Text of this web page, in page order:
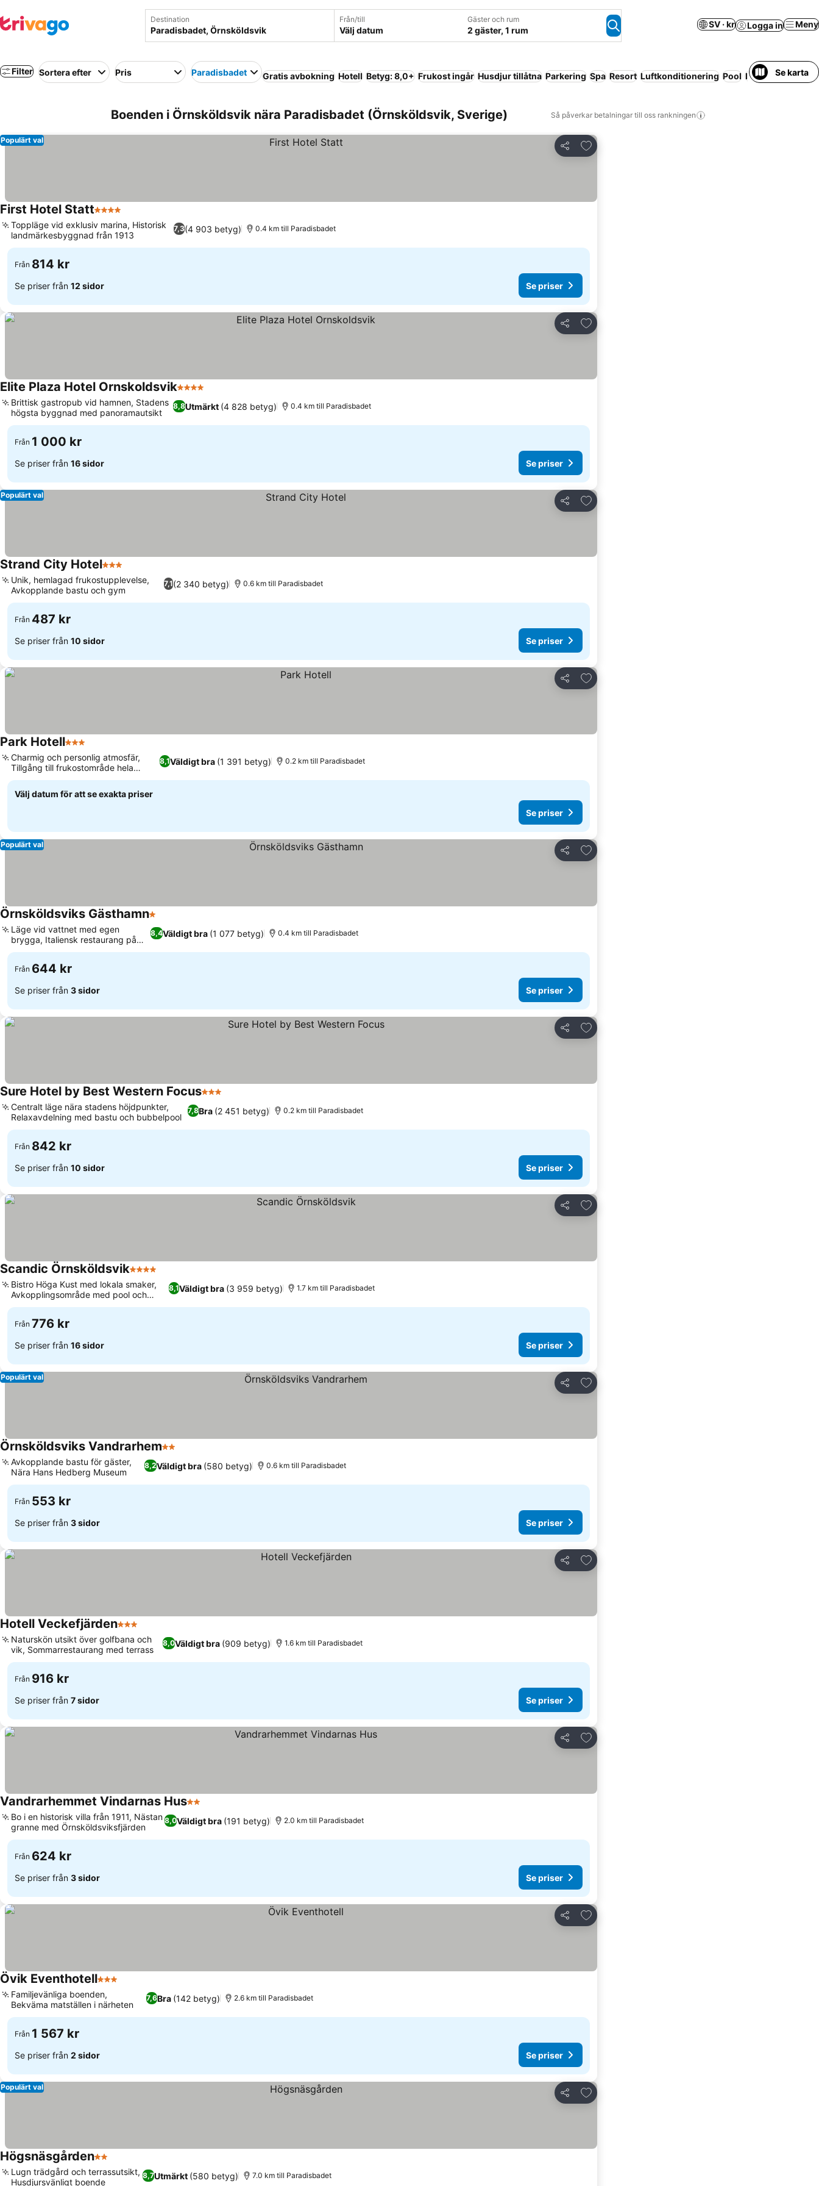
Destination Från/till
Välj datum
Gäster och rum
2 gäster, 1 rum
SV · kr Logga in Meny
Filter Sortera efter Pris Paradisbadet Gratis avbokning Hotell Betyg: 8,0+ Frukost ingår Husdjur tillåtna Parkering Spa Resort Luftkonditionering Pool Ingen Se karta
Boenden i Örnsköldsvik nära Paradisbadet (Örnsköldsvik, Sverige) Så påverkar betalningar till oss rankningen
Dela
Lägg till i Mina Favoriter
Populärt val
First Hotel Statt4 Stjärnor
7,3(4 903 betyg)
Toppläge vid exklusiv marina, Historisk
landmärkesbyggnad från 1913
0.4 km till Paradisbadet
Från 814 kr
Se priser från 12 sidor Se priser
Dela
Lägg till i Mina Favoriter
Elite Plaza Hotel Ornskoldsvik4 Stjärnor
8,8Utmärkt (4 828 betyg)
Brittisk gastropub vid hamnen, Stadens
högsta byggnad med panoramautsikt
0.4 km till Paradisbadet
Från 1 000 kr
Se priser från 16 sidor Se priser
Dela
Lägg till i Mina Favoriter
Populärt val
Strand City Hotel3 Stjärnor
7,1(2 340 betyg)
Unik, hemlagad frukostupplevelse,
Avkopplande bastu och gym
0.6 km till Paradisbadet
Från 487 kr
Se priser från 10 sidor Se priser
Dela
Lägg till i Mina Favoriter
Park Hotell3 Stjärnor
8,1Väldigt bra (1 391 betyg)
Charmig och personlig atmosfär,
Tillgång till frukostområde hela
dagen
0.2 km till Paradisbadet
Välj datum för att se exakta priser
Se priser
Dela
Lägg till i Mina Favoriter
Populärt val
Örnsköldsviks Gästhamn1 Stjärnor
8,4Väldigt bra (1 077 betyg)
Läge vid vattnet med egen
brygga, Italiensk restaurang på
plats
0.4 km till Paradisbadet
Från 644 kr
Se priser från 3 sidor Se priser
Dela
Lägg till i Mina Favoriter
Sure Hotel by Best Western Focus3 Stjärnor
7,8Bra (2 451 betyg)
Centralt läge nära stadens höjdpunkter,
Relaxavdelning med bastu och bubbelpool
0.2 km till Paradisbadet
Från 842 kr
Se priser från 10 sidor Se priser
Dela
Lägg till i Mina Favoriter
Scandic Örnsköldsvik4 Stjärnor
8,1Väldigt bra (3 959 betyg)
Bistro Höga Kust med lokala smaker,
Avkopplingsområde med pool och
bastu
1.7 km till Paradisbadet
Från 776 kr
Se priser från 16 sidor Se priser
Dela
Lägg till i Mina Favoriter
Populärt val
Örnsköldsviks Vandrarhem2 Stjärnor
8,2Väldigt bra (580 betyg)
Avkopplande bastu för gäster,
Nära Hans Hedberg Museum
0.6 km till Paradisbadet
Från 553 kr
Se priser från 3 sidor Se priser
Dela
Lägg till i Mina Favoriter
Hotell Veckefjärden3 Stjärnor
8,0Väldigt bra (909 betyg)
Naturskön utsikt över golfbana och
vik, Sommarrestaurang med terrass
1.6 km till Paradisbadet
Från 916 kr
Se priser från 7 sidor Se priser
Dela
Lägg till i Mina Favoriter
Vandrarhemmet Vindarnas Hus2 Stjärnor
8,0Väldigt bra (191 betyg)
Bo i en historisk villa från 1911, Nästan
granne med Örnsköldsviksfjärden
2.0 km till Paradisbadet
Från 624 kr
Se priser från 3 sidor Se priser
Dela
Lägg till i Mina Favoriter
Övik Eventhotell3 Stjärnor
7,6Bra (142 betyg)
Familjevänliga boenden,
Bekväma matställen i närheten
2.6 km till Paradisbadet
Från 1 567 kr
Se priser från 2 sidor Se priser
Dela
Lägg till i Mina Favoriter
Populärt val
Högsnäsgården2 Stjärnor
8,7Utmärkt (580 betyg)
Lugn trädgård och terrassutsikt,
Husdjursvänligt boende
7.0 km till Paradisbadet